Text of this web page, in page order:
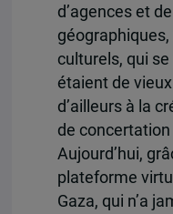
d’agences et
culturels, qui
étaient de
d’ailleurs à la
de
Aujourd’hui,
plateforme
Gaza, qui n’a